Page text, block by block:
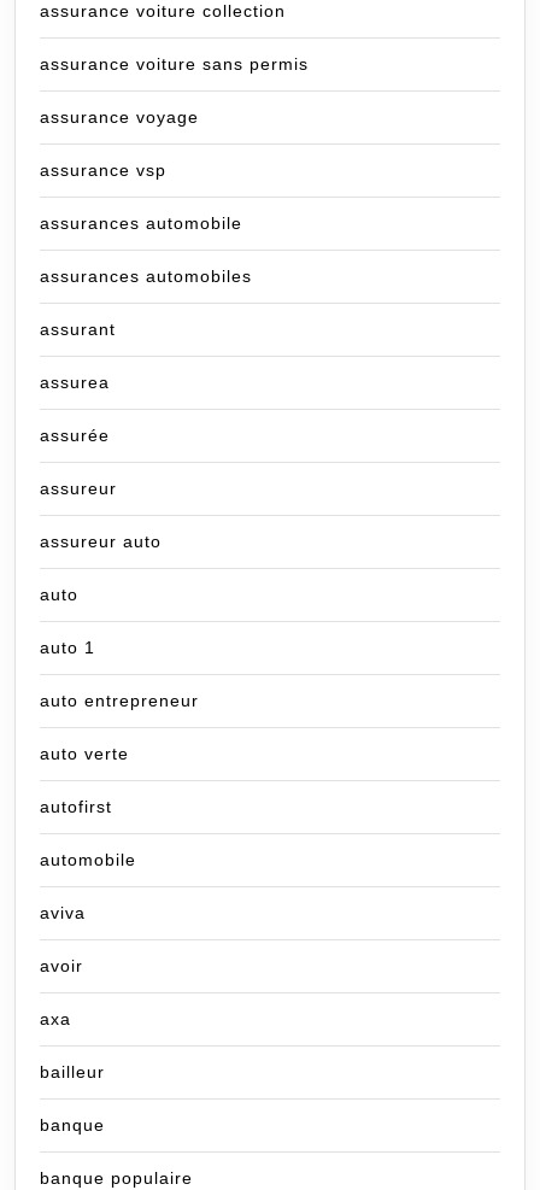
assurance voiture collection
assurance voiture sans permis
assurance voyage
assurance vsp
assurances automobile
assurances automobiles
assurant
assurea
assurée
assureur
assureur auto
auto
auto 1
auto entrepreneur
auto verte
autofirst
automobile
aviva
avoir
axa
bailleur
banque
banque populaire